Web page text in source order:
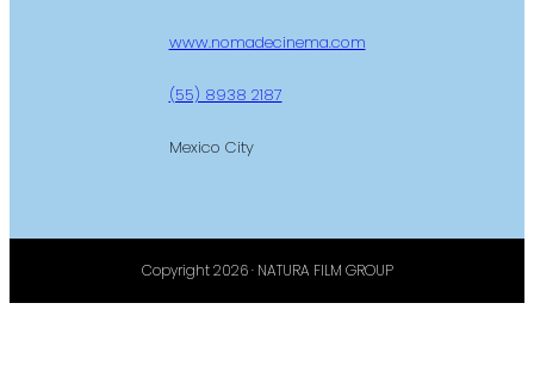
www.nomadecinema.com
(55) 8938 2187
Mexico City
Copyright 2026 · NATURA FILM GROUP